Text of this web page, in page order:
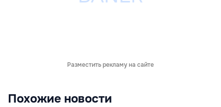
Разместить рекламу на сайте
Похожие новости